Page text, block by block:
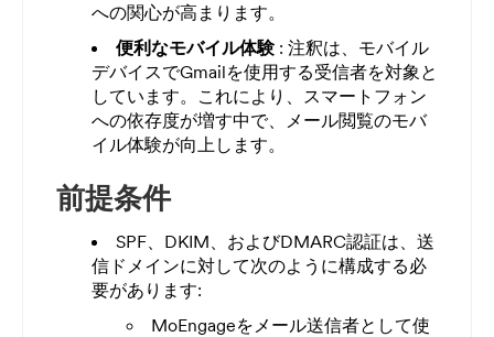
への関心が高まります。
便利なモバイル体験 : 注釈は、モバイル
デバイスでGmailを使用する受信者を対象と
しています。これにより、スマートフォン
への依存度が増す中で、メール閲覧のモバ
イル体験が向上します。
前提条件
SPF、DKIM、およびDMARC認証は、送
信ドメインに対して次のように構成する必
要があります:
MoEngageをメール送信者として使